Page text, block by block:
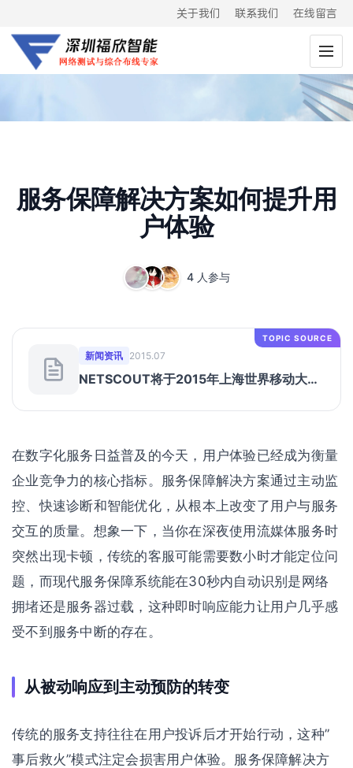
关于我们 联系我们 在线留言
服务保障解决方案如何提升用
户体验
4 人参与
TOPIC SOURCE
新闻资讯 2015.07
NETSCOUT将于2015年上海世界移动大会
案
在数字化服务日益普及的今天，用户体验已经成为衡量
企业竞争力的核心指标。服务保障解决方案通过主动监
控、快速诊断和智能优化，从根本上改变了用户与服务
交互的质量。想象一下，当你在深夜使用流媒体服务时
突然出现卡顿，传统的客服可能需要数小时才能定位问
题，而现代服务保障系统能在30秒内自动识别是网络
拥堵还是服务器过载，这种即时响应能力让用户几乎感
受不到服务中断的存在。
从被动响应到主动预防的转变
传统的服务支持往往在用户投诉后才开始行动，这种”
事后救火”模式注定会损害用户体验。服务保障解决方